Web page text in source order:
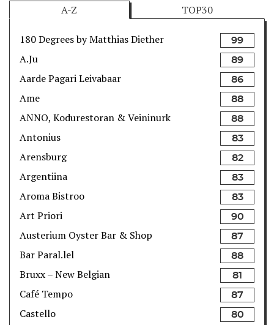
A-Z TOP30
180 Degrees by Matthias Diether 99
A.Ju 89
Aarde Pagari Leivabaar 86
Ame 88
ANNO, Kodurestoran & Veininurk 88
Antonius 83
Arensburg 82
Argentiina 83
Aroma Bistroo 83
Art Priori 90
Austerium Oyster Bar & Shop 87
Bar Paral.lel 88
Bruxx – New Belgian 81
Café Tempo 87
Castello 80